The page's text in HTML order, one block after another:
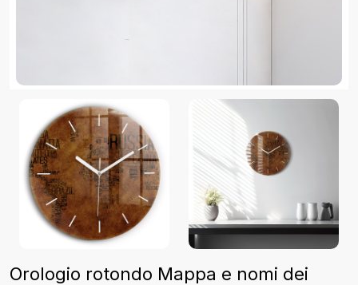
Orologio rotondo Mappa e nomi dei